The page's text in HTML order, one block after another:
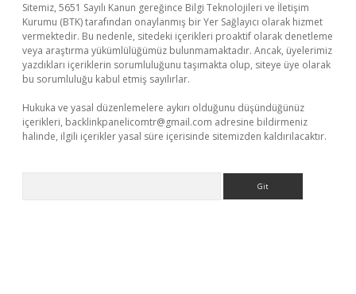
Sitemiz, 5651 Sayılı Kanun gereğince Bilgi Teknolojileri ve İletişim
Kurumu (BTK) tarafından onaylanmış bir Yer Sağlayıcı olarak hizmet
vermektedir. Bu nedenle, sitedeki içerikleri proaktif olarak denetleme
veya araştırma yükümlülüğümüz bulunmamaktadır. Ancak, üyelerimiz
yazdıkları içeriklerin sorumluluğunu taşımakta olup, siteye üye olarak
bu sorumluluğu kabul etmiş sayılırlar.
Hukuka ve yasal düzenlemelere aykırı olduğunu düşündüğünüz
içerikleri, backlinkpanelicomtr@gmail.com adresine bildirmeniz
halinde, ilgili içerikler yasal süre içerisinde sitemizden kaldırılacaktır.